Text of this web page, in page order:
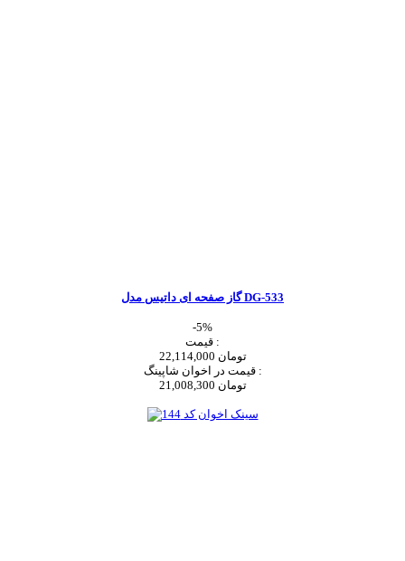
گاز صفحه ای داتیس مدل DG-533
-5%
قیمت :
22,114,000 تومان
قیمت در اخوان شاپینگ :
21,008,300 تومان